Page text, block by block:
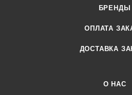
БРЕНДЫ
ОПЛАТА
ДОСТАВКА
О НАС